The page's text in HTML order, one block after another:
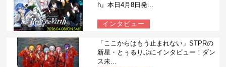
h』本日4月8日発...
インタビュー
「ここからはもう止まれない」STPRの
新星・とぅるりぷにインタビュー！ダン
ス未...